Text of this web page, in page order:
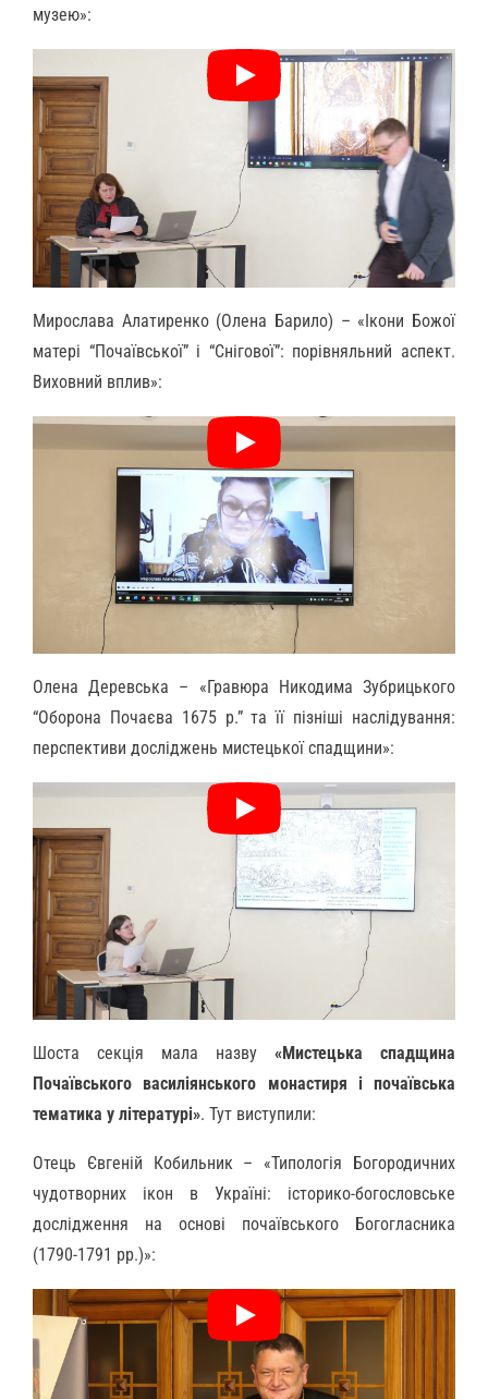
музею»:
Мирослава Алатиренко (Олена Барило) – «Ікони Божої
матері “Почаївської” і “Снігової”: порівняльний аспект.
Виховний вплив»:
Олена Деревська – «Гравюра Никодима Зубрицького
“Оборона Почаєва 1675 р.” та її пізніші наслідування:
перспективи досліджень мистецької спадщини»:
Шоста секція мала назву «Мистецька спадщина
Почаївського василіянського монастиря і почаївська
тематика у літературі». Тут виступили:
Отець Євгеній Кобильник – «Типологія Богородичних
чудотворних ікон в Україні: історико-богословське
дослідження на основі почаївського Богогласника
(1790-1791 рр.)»: